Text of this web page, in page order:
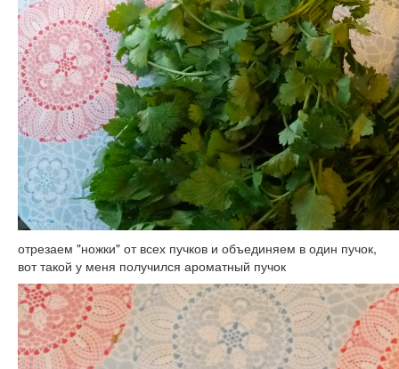
отрезаем "ножки" от всех пучков и объединяем в один пучок,
вот такой у меня получился ароматный пучок